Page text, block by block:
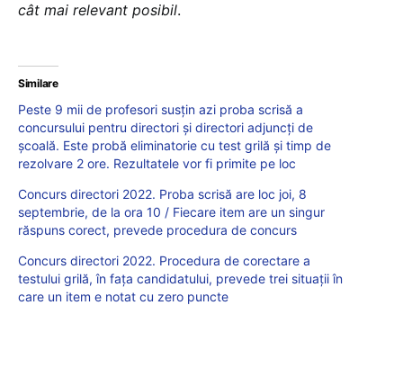
cât mai relevant posibil.
Similare
Peste 9 mii de profesori susțin azi proba scrisă a
concursului pentru directori și directori adjuncți de
școală. Este probă eliminatorie cu test grilă și timp de
rezolvare 2 ore. Rezultatele vor fi primite pe loc
Concurs directori 2022. Proba scrisă are loc joi, 8
septembrie, de la ora 10 / Fiecare item are un singur
răspuns corect, prevede procedura de concurs
Concurs directori 2022. Procedura de corectare a
testului grilă, în fața candidatului, prevede trei situații în
care un item e notat cu zero puncte